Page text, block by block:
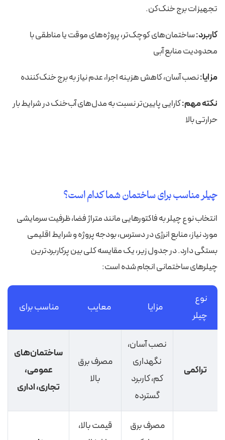
تجهیزات برج خنک‌کن.
کاربرد:ساختمان‌های کوچک‌تر، پروژه‌های موقت یا مناطقی با
محدودیت منابع آبی
مزایا:نصب آسان، کاهش هزینه اجرا، عدم نیاز به برج خنک‌کننده
نکته مهم:کارایی پایین‌تر نسبت به مدل‌های آب‌خنک در شرایط بار
حرارتی بالا
چیلر مناسب برای ساختمان شما کدام است؟
انتخاب نوع چیلر به فاکتورهایی مانندمتراژ فضا، ظرفیت سرمایشی
مورد نیاز، منابع انرژی در دسترس، بودجه پروژه و شرایط اقلیمی
بستگی دارد. در جدول زیر، یک مقایسه کلی بین پرکاربردترین
چیلرهای ساختمانی انجام شده است:
نوع
چیلر
مزایا معایب مناسب برای
تراکمی
نصب آسان،
نگهداری
کم، کاربرد
گسترده
مصرف برق
بالا
ساختمان‌های
عمومی،
تجاری، اداری
مصرف برق
قیمت بالا،